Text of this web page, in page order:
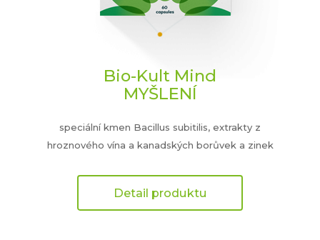
Bio-Kult Mind
MYŠLENÍ
speciální kmen Bacillus subitilis, extrakty z
hroznového vína a kanadských borůvek a zinek
Detail produktu